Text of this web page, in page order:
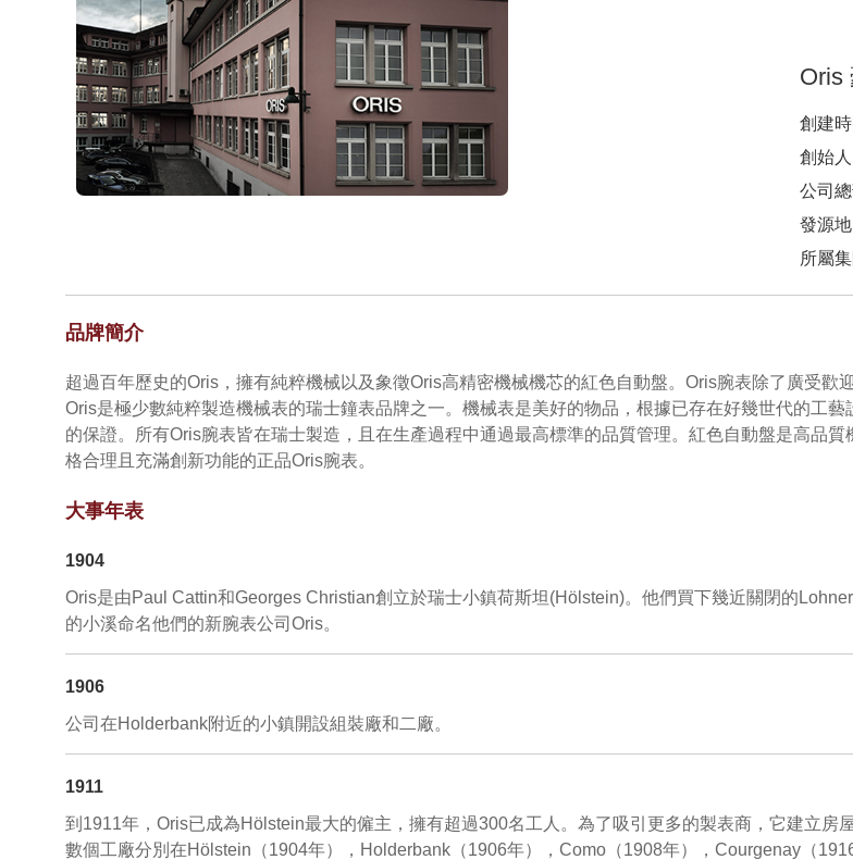
Oris
創建
創始
公司
發源
所屬
品牌簡介
超過百年歷史的Oris，擁有純粹機械以及象徵Oris高精密機械機芯的紅色自動盤。Oris腕表除了廣受歡
Oris是極少數純粹製造機械表的瑞士鐘表品牌之一。機械表是美好的物品，根據已存在好幾世代的工
的保證。所有Oris腕表皆在瑞士製造，且在生產過程中通過最高標準的品質管理。紅色自動盤是高品
格合理且充滿創新功能的正品Oris腕表。
大事年表
1904
Oris是由Paul Cattin和Georges Christian創立於瑞士小鎮荷斯坦(Hölstein)。他們買下幾近關閉的
的小溪命名他們的新腕表公司Oris。
1906
公司在Holderbank附近的小鎮開設組裝廠和二廠。
1911
到1911年，Oris已成為Hölstein最大的僱主，擁有超過300名工人。為了吸引更多的製表商，它建立
數個工廠分別在Hölstein（1904年），Holderbank（1906年），Como（1908年），Courgenay（